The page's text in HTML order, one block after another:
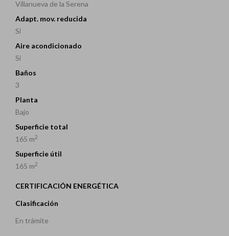
Villanueva de la Serena
Adapt. mov. reducida
Si
Aire acondicionado
Si
Baños
3
Planta
Bajo
Superficie total
165 m2
Superficie útil
165 m2
CERTIFICACIÓN ENERGÉTICA
Clasificación
En trámite